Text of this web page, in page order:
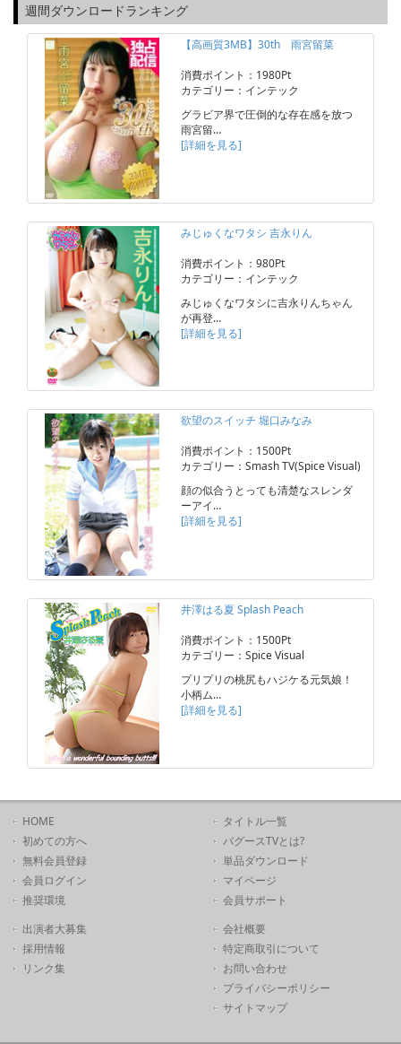
週間ダウンロードランキング
【高画質3MB】30th 雨宮留菜
消費ポイント：1980Pt
カテゴリー：インテック
グラビア界で圧倒的な存在感を放つ
雨宮留…
[詳細を見る]
みじゅくなワタシ 吉永りん
消費ポイント：980Pt
カテゴリー：インテック
みじゅくなワタシに吉永りんちゃん
が再登…
[詳細を見る]
欲望のスイッチ 堀口みなみ
消費ポイント：1500Pt
カテゴリー：Smash TV(Spice Visual)
顔の似合うとっても清楚なスレンダ
ーアイ…
[詳細を見る]
井澤はる夏 Splash Peach
消費ポイント：1500Pt
カテゴリー：Spice Visual
プリプリの桃尻もハジケる元気娘！
小柄ム…
[詳細を見る]
HOME
初めての方へ
無料会員登録
会員ログイン
推奨環境
タイトル一覧
バグースTVとは?
単品ダウンロード
マイページ
会員サポート
出演者大募集
採用情報
リンク集
会社概要
特定商取引について
お問い合わせ
プライバシーポリシー
サイトマップ